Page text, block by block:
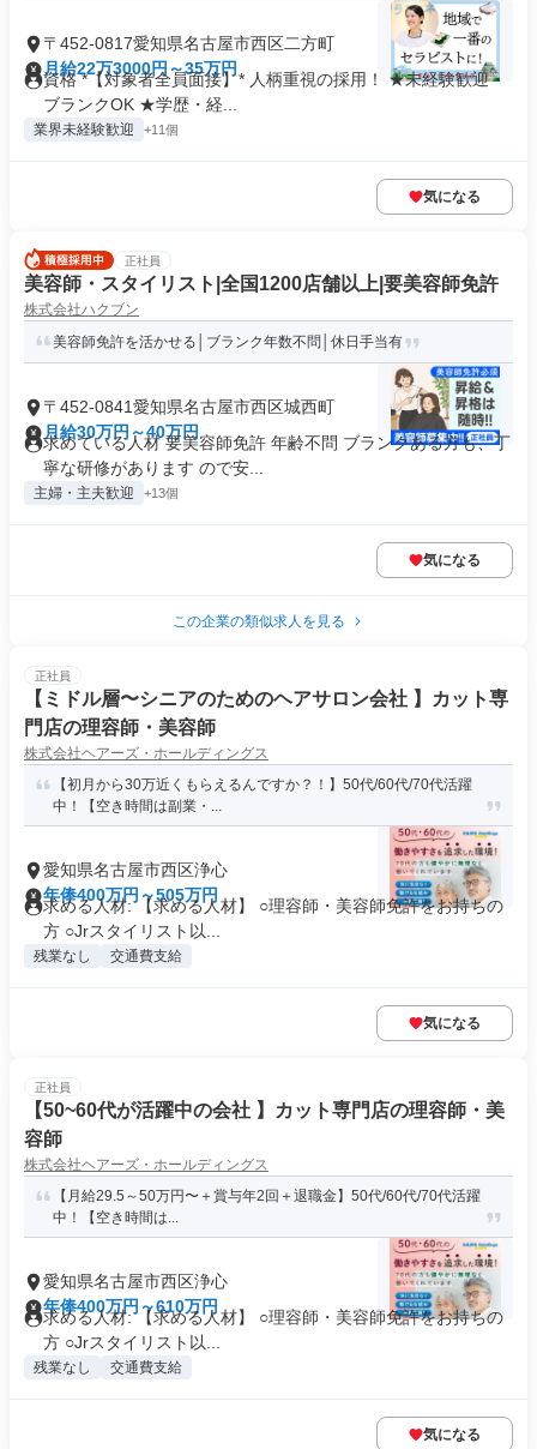
〒452-0817愛知県名古屋市西区二方町
月給22万3000円～35万円
資格 *【対象者全員面接】* 人柄重視の採用！ ★未経験歓迎・
ブランクOK ★学歴・経...
業界未経験歓迎 +11個
気になる
正社員
美容師・スタイリスト|全国1200店舗以上|要美容師免許
株式会社ハクブン
美容師免許を活かせる│ブランク年数不問│休日手当有
〒452-0841愛知県名古屋市西区城西町
月給30万円～40万円
求めている人材 要美容師免許 年齢不問 ブランクある方も、丁
寧な研修があります ので安...
主婦・主夫歓迎 +13個
気になる
この企業の類似求人を見る
正社員
【ミドル層〜シニアのためのヘアサロン会社 】カット専
門店の理容師・美容師
株式会社ヘアーズ・ホールディングス
【初月から30万近くもらえるんですか？！】50代/60代/70代活躍
中！【空き時間は副業・...
愛知県名古屋市西区浄心
年俸400万円～505万円
求める人材: 【求める人材】 ○理容師・美容師免許をお持ちの
方 ○Jrスタイリスト以...
残業なし 交通費支給
気になる
正社員
【50~60代が活躍中の会社 】カット専門店の理容師・美
容師
株式会社ヘアーズ・ホールディングス
【月給29.5～50万円〜＋賞与年2回＋退職金】50代/60代/70代活躍
中！【空き時間は...
愛知県名古屋市西区浄心
年俸400万円～610万円
求める人材: 【求める人材】 ○理容師・美容師免許をお持ちの
方 ○Jrスタイリスト以...
残業なし 交通費支給
気になる